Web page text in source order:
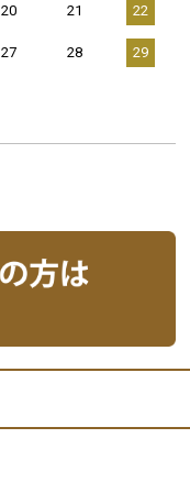
20 21 22
27 28 29